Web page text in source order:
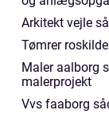
Arkitekt vejle
Tømrer roskilde
Maler aalborg
malerprojekt
Vvs faaborg